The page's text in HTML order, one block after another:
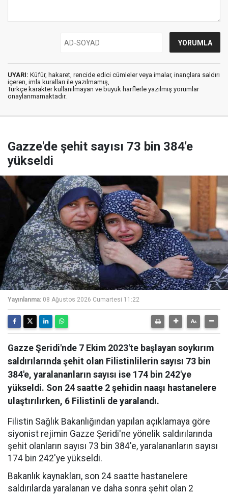
UYARI: Küfür, hakaret, rencide edici cümleler veya imalar, inançlara saldırı
içeren, imla kuralları ile yazılmamış,
Türkçe karakter kullanılmayan ve büyük harflerle yazılmış yorumlar
onaylanmamaktadır.
Gazze'de şehit sayısı 73 bin 384'e
yükseldi
Yayınlanma: 08 Ağustos 2026 Cumartesi 11:22
Gazze Şeridi'nde 7 Ekim 2023'te başlayan soykırım
saldırılarında şehit olan Filistinlilerin sayısı 73 bin
384'e, yaralananların sayısı ise 174 bin 242'ye
yükseldi. Son 24 saatte 2 şehidin naaşı hastanelere
ulaştırılırken, 6 Filistinli de yaralandı.
Filistin Sağlık Bakanlığından yapılan açıklamaya göre
siyonist rejimin Gazze Şeridi'ne yönelik saldırılarında
şehit olanların sayısı 73 bin 384'e, yaralananların sayısı
174 bin 242'ye yükseldi.
Bakanlık kaynakları, son 24 saatte hastanelere
saldırılarda yaralanan ve daha sonra şehit olan 2